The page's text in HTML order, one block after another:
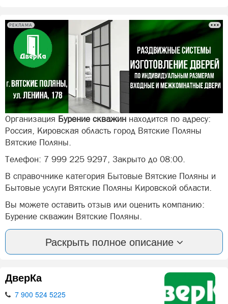
РЕКЛАМА
Организация Бурение скважин находится по адресу:
Россия, Кировская область город Вятские Поляны
Вятские Поляны.
Телефон: 7 999 225 9297, Закрыто до 08:00.
В справочнике категория Бытовые Вятские Поляны и
Бытовые услуги Вятские Поляны Кировской области.
Вы можете оставить отзыв или оценить компанию:
Бурение скважин Вятские Поляны.
А так же, задать вопрос представителями фирмы:
Бурение скважин в Вятских Полян.
Нашли ошибку? Сообщите нам об этом!
Раскрыть полное описание
ДверКа
7 900 524 5225